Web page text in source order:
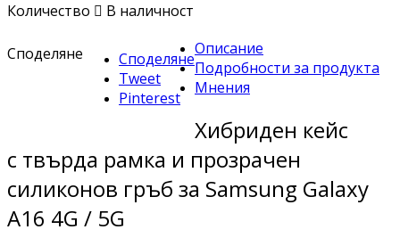
Количество  В наличност
Споделяне
Споделяне
Tweet
Pinterest
Описание
Подробности за продукта
Мнения
Хибриден кейс
с твърда рамка и прозрачен
силиконов гръб за Samsung Galaxy
A16 4G / 5G